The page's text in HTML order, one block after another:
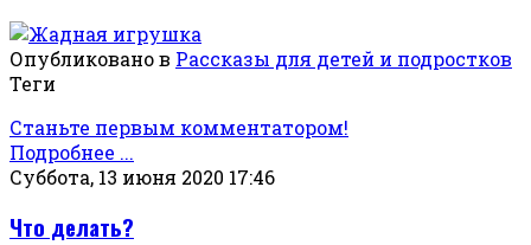
Опубликовано в Рассказы для детей и подростков
Теги
Станьте первым комментатором!
Подробнее ...
Суббота, 13 июня 2020 17:46
Что делать?